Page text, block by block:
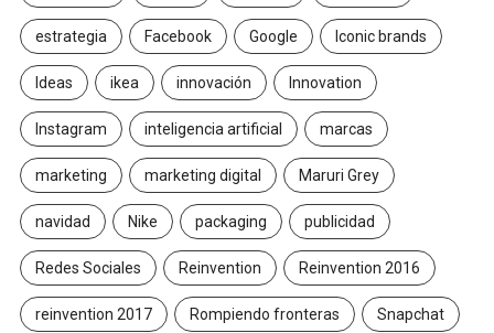
estrategia Facebook Google Iconic brands
Ideas ikea innovación Innovation
Instagram inteligencia artificial marcas
marketing marketing digital Maruri Grey
navidad Nike packaging publicidad
Redes Sociales Reinvention Reinvention 2016
reinvention 2017 Rompiendo fronteras Snapchat